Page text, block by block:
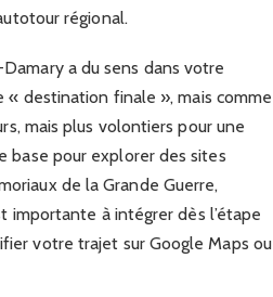
régional.
a du sens dans votre
« destination finale », mais comme
mais plus volontiers pour une
base pour explorer des sites
de la Grande Guerre,
importante à intégrer dès l’étape
votre trajet sur Google Maps ou